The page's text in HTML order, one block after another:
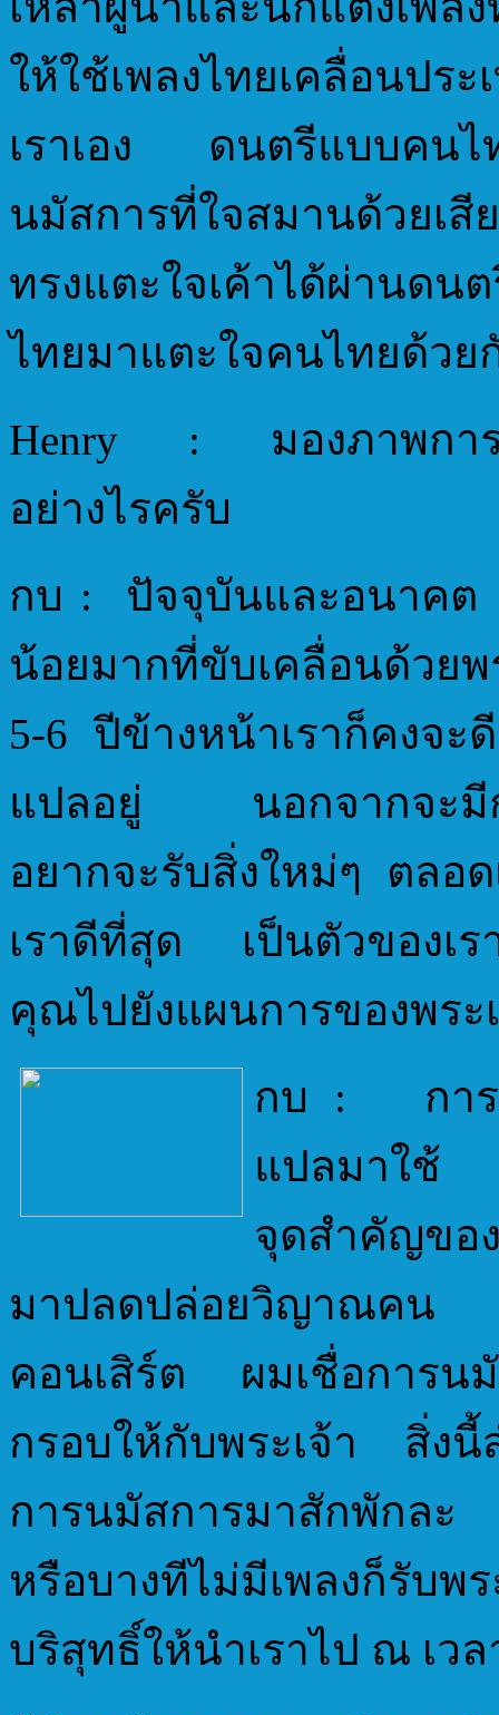
ให้ใช้เพลงไทยเคลื่อนปร
เราเอง ดนตรีแบบคน
นมัสการที่ใจสมานด้วยเ
ทรงแตะใจเค้าได้ผ่านดนต
ไทยมาแตะใจคนไทยด้วย
Henry : มองภาพการน
อย่างไรครับ
กบ : ปัจจุบันและอนาคต
น้อยมากที่ขับเคลื่อนด้วย
5-6 ปีข้างหน้าเราก็คงจ
แปลอยู่ นอกจากจะมีก
อยากจะรับสิ่งใหม่ๆ ตลอ
เราดีที่สุด เป็นตัวของเร
คุณไปยังแผนการของพร
กบ : การน
แปลมาใช้ แ
จุดสำคัญขอ
มาปลดปล่อยวิญาณคน
คอนเสิร์ต ผมเชื่อการน
กรอบให้กับพระเจ้า สิ่ง
การนมัสการมาสักพักละ
หรือบางทีไม่มีเพลงก็
บริสุทธิ์ให้นำเราไป ณ เว